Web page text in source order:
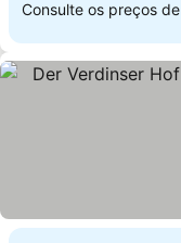
Consulte os preços de